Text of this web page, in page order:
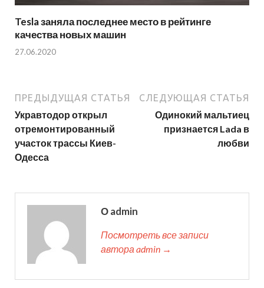
Tesla заняла последнее место в рейтинге
качества новых машин
27.06.2020
ПРЕДЫДУЩАЯ СТАТЬЯ
Укравтодор открыл
отремонтированный
участок трассы Киев-
Одесса
СЛЕДУЮЩАЯ СТАТЬЯ
Одинокий мальтиец
признается Lada в
любви
О admin
Посмотреть все записи
автора admin →